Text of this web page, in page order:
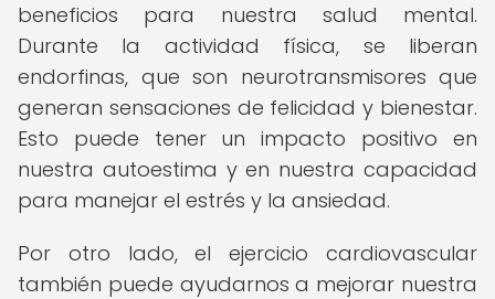
beneficios para nuestra salud mental.
Durante la actividad física, se liberan
endorfinas, que son neurotransmisores que
generan sensaciones de felicidad y bienestar.
Esto puede tener un impacto positivo en
nuestra autoestima y en nuestra capacidad
para manejar el estrés y la ansiedad.
Por otro lado, el ejercicio cardiovascular
también puede ayudarnos a mejorar nuestra